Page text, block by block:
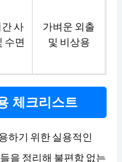
사
수면
가벼운 외출
및 비상용
체크리스트
하기 위한 실용적인
을 정리해 불편함 없는